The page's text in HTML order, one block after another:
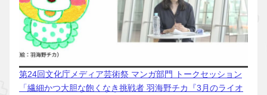
第24回文化庁メディア芸術祭 マンガ部門 トークセッション
「繊細かつ大胆な飽くなき挑戦者 羽海野チカ『3月のライオ